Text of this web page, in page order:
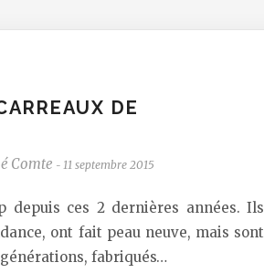
DE
Comte - 11 septembre 2015
depuis ces 2 dernières années. Ils
ont fait peau neuve, mais sont
fabriqués…